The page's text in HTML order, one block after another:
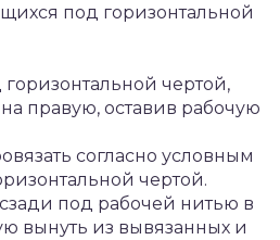
под горизонтальной
чертой,
правую, оставив рабочую
согласно условным
чертой.
под рабочей нитью в
вынуть из вывязанных и